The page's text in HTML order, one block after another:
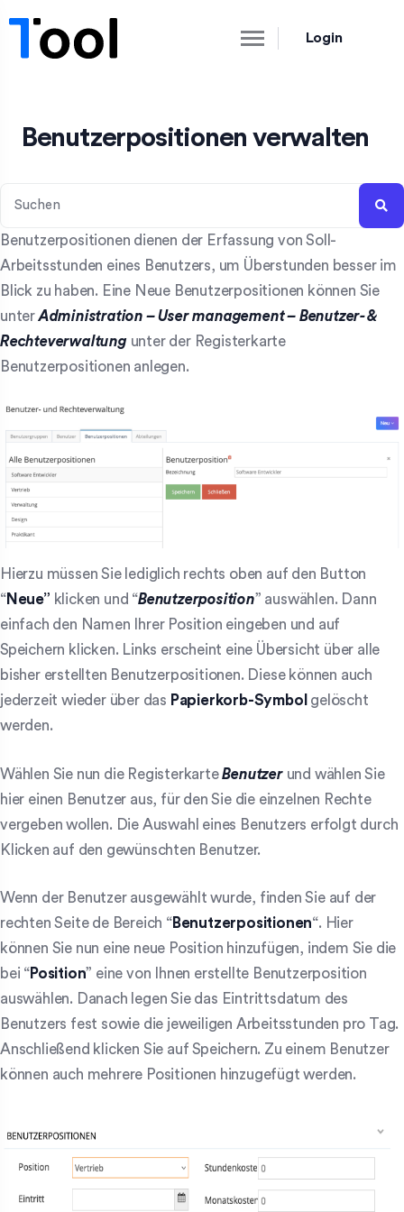
Login
Benutzerpositionen verwalten
Benutzerpositionen dienen der Erfassung von Soll-
Arbeitsstunden eines Benutzers, um Überstunden besser im
Blick zu haben. Eine Neue Benutzerpositionen können Sie
unterAdministration – User management – Benutzer- &
Rechteverwaltung unter der Registerkarte
Benutzerpositionen anlegen.
Hierzu müssen Sie lediglich rechts oben auf den Button
“Neue” klicken und “Benutzerposition” auswählen. Dann
einfach den Namen Ihrer Position eingeben und auf
Speichern klicken. Links erscheint eine Übersicht über alle
bisher erstellten Benutzerpositionen. Diese können auch
jederzeit wieder über das Papierkorb-Symbol gelöscht
werden.
Wählen Sie nun die RegisterkarteBenutzerund wählen Sie
hier einen Benutzer aus, für den Sie die einzelnen Rechte
vergeben wollen. Die Auswahl eines Benutzers erfolgt durch
Klicken auf den gewünschten Benutzer.
Wenn der Benutzer ausgewählt wurde, finden Sie auf der
rechten Seite de Bereich “Benutzerpositionen“. Hier
können Sie nun eine neue Position hinzufügen, indem Sie die
bei “Position” eine von Ihnen erstellte Benutzerposition
auswählen. Danach legen Sie das Eintrittsdatum des
Benutzers fest sowie die jeweiligen Arbeitsstunden pro Tag.
Anschließend klicken Sie auf Speichern. Zu einem Benutzer
können auch mehrere Positionen hinzugefügt werden.